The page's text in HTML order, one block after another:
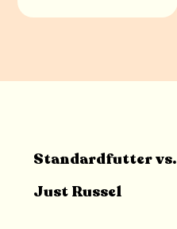
Standardfutter vs.
Just Russel